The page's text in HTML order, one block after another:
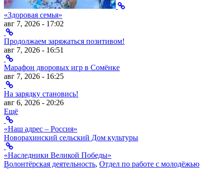
«Здоровая семья»
авг 7, 2026 - 17:02
Продолжаем заряжаться позитивом!
авг 7, 2026 - 16:51
Марафон дворовых игр в Сомёнке
авг 7, 2026 - 16:25
На зарядку становись!
авг 6, 2026 - 20:26
Ещё
«Наш адрес – Россия»
Новорахинский сельский Дом культуры
«Наследники Великой Победы»
Волонтёрская деятельность, Отдел по работе с молодёжью